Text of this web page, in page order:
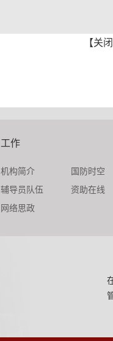
【关闭
工作
机构简介
国防时空
辅导员队伍
资助在线
网络思政